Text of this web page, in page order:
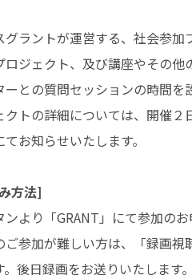
グラントが運営する、社会参加
ロジェクト、及び講座やその
ーとの質問セッションの時間を
クトの詳細については、開催
お知らせいたします。
方法]
ンより「GRANT」にて参加のお
参加が難しい方は、「録画視
後日録画をお送りいたします。